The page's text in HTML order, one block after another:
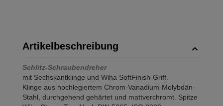
Artikelbeschreibung
Schlitz-Schraubendreher
mit Sechskantklinge und Wiha SoftFinish-Griff.
Klinge aus hochlegiertem Chrom-Vanadium-Molybdän-
Stahl, durchgehend gehärtet und mattverchromt. Spitze